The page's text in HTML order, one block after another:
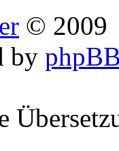
© 2009
by phpBB